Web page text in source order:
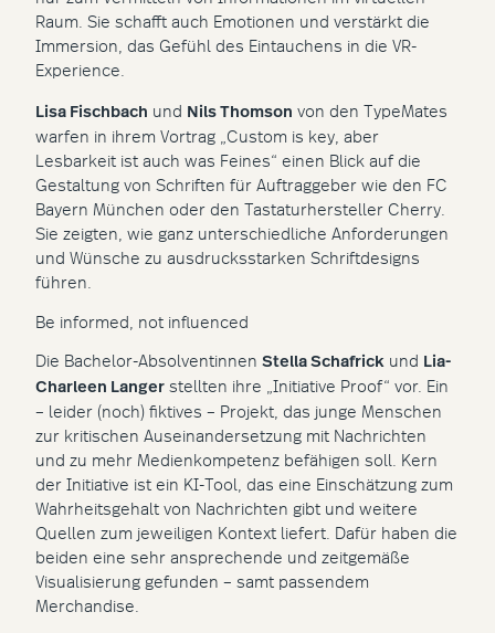
Raum. Sie schafft auch Emotionen und verstärkt die
Immersion, das Gefühl des Eintauchens in die VR-
Experience.
Lisa Fischbach und Nils Thomson von den TypeMates
warfen in ihrem Vortrag „Custom is key, aber
Lesbarkeit ist auch was Feines“ einen Blick auf die
Gestaltung von Schriften für Auftraggeber wie den FC
Bayern München oder den Tastaturhersteller Cherry.
Sie zeigten, wie ganz unterschiedliche Anforderungen
und Wünsche zu ausdrucksstarken Schriftdesigns
führen.
Be informed, not influenced
Die Bachelor-Absolventinnen Stella Schafrick und Lia-
Charleen Langer stellten ihre „Initiative Proof“ vor. Ein
– leider (noch) fiktives – Projekt, das junge Menschen
zur kritischen Auseinandersetzung mit Nachrichten
und zu mehr Medienkompetenz befähigen soll. Kern
der Initiative ist ein KI-Tool, das eine Einschätzung zum
Wahrheitsgehalt von Nachrichten gibt und weitere
Quellen zum jeweiligen Kontext liefert. Dafür haben die
beiden eine sehr ansprechende und zeitgemäße
Visualisierung gefunden – samt passendem
Merchandise.